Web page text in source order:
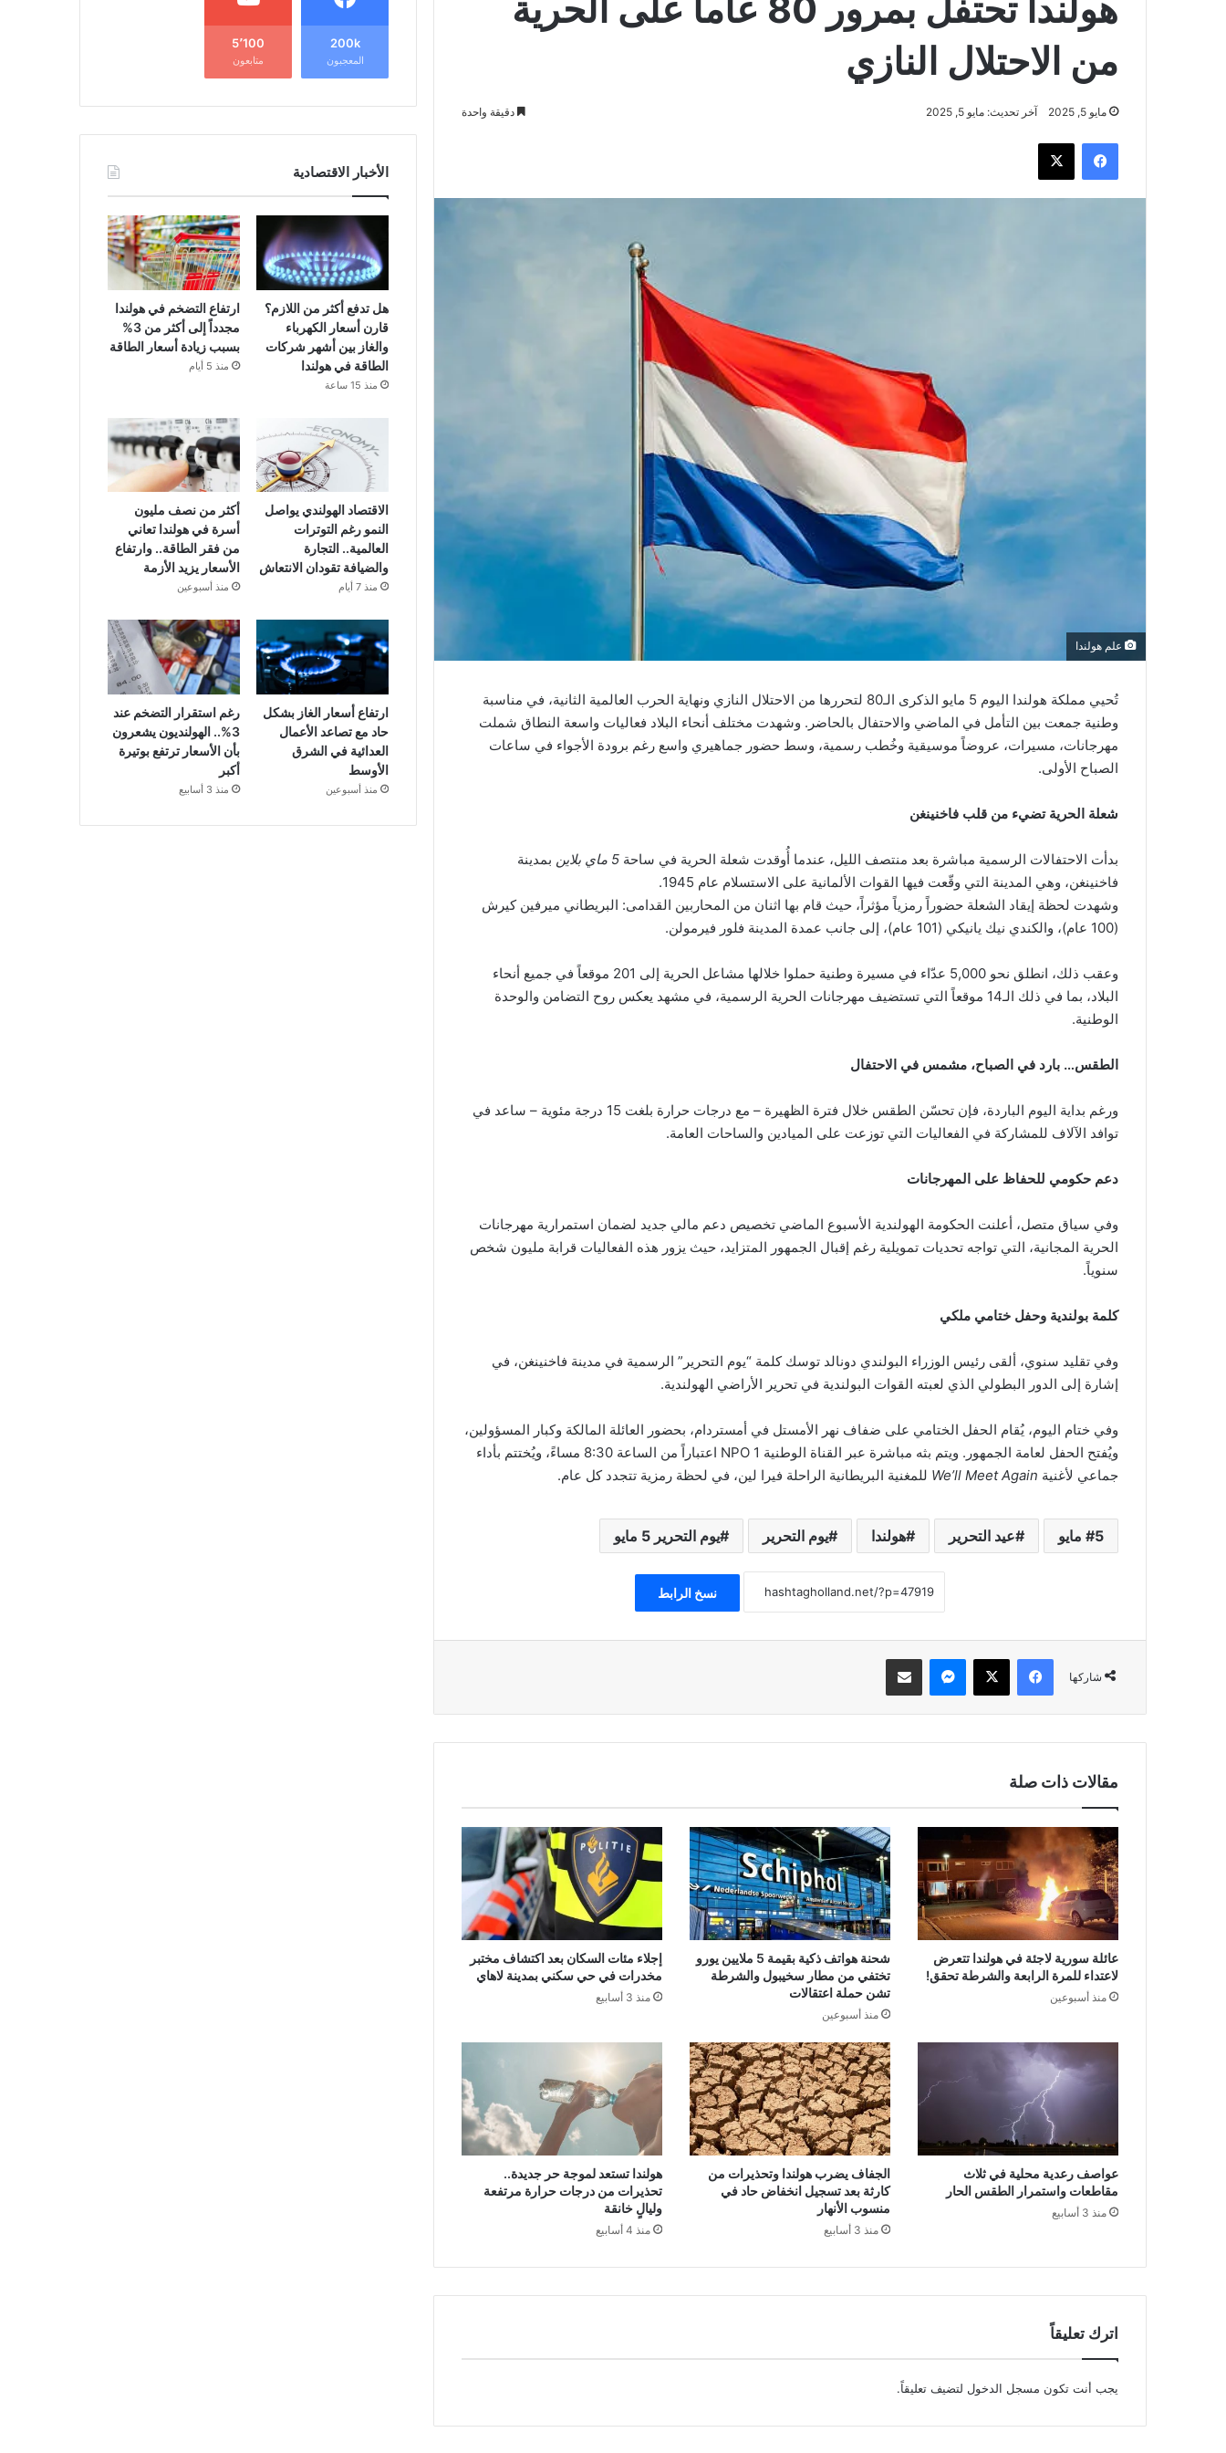
هولندا تحتفل بمرور 80 عاماً على الحرية
من الاحتلال النازي
مايو 5, 2025 آخر تحديث: مايو 5, 2025 دقيقة واحدة
فيسبوك ‫X
علم هولندا
تُحيي مملكة هولندا اليوم 5 مايو الذكرى الـ80 لتحررها من الاحتلال النازي ونهاية الحرب العالمية الثانية، في مناسبة
وطنية جمعت بين التأمل في الماضي والاحتفال بالحاضر. وشهدت مختلف أنحاء البلاد فعاليات واسعة النطاق شملت
مهرجانات، مسيرات، عروضاً موسيقية وخُطب رسمية، وسط حضور جماهيري واسع رغم برودة الأجواء في ساعات
الصباح الأولى.
شعلة الحرية تضيء من قلب فاخنينغن
بدأت الاحتفالات الرسمية مباشرة بعد منتصف الليل، عندما أُوقدت شعلة الحرية في ساحة 5 ماي بلاين
بمدينة
فاخنينغن، وهي المدينة التي وقّعت فيها القوات الألمانية على الاستسلام عام 1945.
وشهدت لحظة إيقاد الشعلة حضوراً رمزياً مؤثراً، حيث قام بها اثنان من المحاربين القدامى: البريطاني ميرفين كيرش
(100 عام)، والكندي نيك يانيكي (101 عام)، إلى جانب عمدة المدينة فلور فيرمولن.
وعقب ذلك، انطلق نحو 5,000 عدّاء في مسيرة وطنية حملوا خلالها مشاعل الحرية إلى 201 موقعاً في جميع أنحاء
البلاد، بما في ذلك الـ14 موقعاً التي تستضيف مهرجانات الحرية الرسمية، في مشهد يعكس روح التضامن والوحدة
الوطنية.
الطقس… بارد في الصباح، مشمس في الاحتفال
ورغم بداية اليوم الباردة، فإن تحسّن الطقس خلال فترة الظهيرة – مع درجات حرارة بلغت 15 درجة مئوية – ساعد في
توافد الآلاف للمشاركة في الفعاليات التي توزعت على الميادين والساحات العامة.
دعم حكومي للحفاظ على المهرجانات
وفي سياق متصل، أعلنت الحكومة الهولندية الأسبوع الماضي تخصيص دعم مالي جديد لضمان استمرارية مهرجانات
الحرية المجانية، التي تواجه تحديات تمويلية رغم إقبال الجمهور المتزايد، حيث يزور هذه الفعاليات قرابة مليون شخص
سنوياً.
كلمة بولندية وحفل ختامي ملكي
وفي تقليد سنوي، ألقى رئيس الوزراء البولندي دونالد توسك كلمة “يوم التحرير” الرسمية في مدينة فاخنينغن، في
إشارة إلى الدور البطولي الذي لعبته القوات البولندية في تحرير الأراضي الهولندية.
وفي ختام اليوم، يُقام الحفل الختامي على ضفاف نهر الأمستل في أمستردام، بحضور العائلة المالكة وكبار المسؤولين،
ويُفتح الحفل لعامة الجمهور. ويتم بثه مباشرة عبر القناة الوطنية NPO 1 اعتباراً من الساعة 8:30 مساءً، ويُختتم بأداء
جماعي لأغنية We’ll Meet Again للمغنية البريطانية الراحلة فيرا لين، في لحظة رمزية تتجدد كل عام.
5 مايو عيد التحرير هولندا يوم التحرير يوم التحرير 5 مايو
نسخ الرابط
شاركها
فيسبوك ‫X ماسنجر مشاركة عبر البريد
مقالات ذات صلة
عائلة سورية لاجئة في هولندا تتعرض
لاعتداء للمرة الرابعة والشرطة تحقق!
منذ أسبوعين
شحنة هواتف ذكية بقيمة 5 ملايين يورو
تختفي من مطار سخيبول والشرطة
تشن حملة اعتقالات
منذ أسبوعين
إجلاء مئات السكان بعد اكتشاف مختبر
مخدرات في حي سكني بمدينة لاهاي
منذ 3 أسابيع
عواصف رعدية محلية في ثلاث
مقاطعات واستمرار الطقس الحار
منذ 3 أسابيع
الجفاف يضرب هولندا وتحذيرات من
كارثة بعد تسجيل انخفاض حاد في
منسوب الأنهار
منذ 3 أسابيع
هولندا تستعد لموجة حر جديدة..
تحذيرات من درجات حرارة مرتفعة
وليالٍ خانقة
منذ 4 أسابيع
اترك تعليقاً
يجب أنت تكون مسجل الدخول لتضيف تعليقاً.
200k
المعجبون
5٬100
متابعون
الأخبار الاقتصادية
هل تدفع أكثر من اللازم؟
قارن أسعار الكهرباء
والغاز بين أشهر شركات
الطاقة في هولندا
منذ 15 ساعة
ارتفاع التضخم في هولندا
مجدداً إلى أكثر من 3%
بسبب زيادة أسعار الطاقة
منذ 5 أيام
الاقتصاد الهولندي يواصل
النمو رغم التوترات
العالمية.. التجارة
والضيافة تقودان الانتعاش
منذ 7 أيام
أكثر من نصف مليون
أسرة في هولندا تعاني
من فقر الطاقة.. وارتفاع
الأسعار يزيد الأزمة
منذ أسبوعين
ارتفاع أسعار الغاز بشكل
حاد مع تصاعد الأعمال
العدائية في الشرق
الأوسط
منذ أسبوعين
رغم استقرار التضخم عند
3%.. الهولنديون يشعرون
بأن الأسعار ترتفع بوتيرة
أكبر
منذ 3 أسابيع